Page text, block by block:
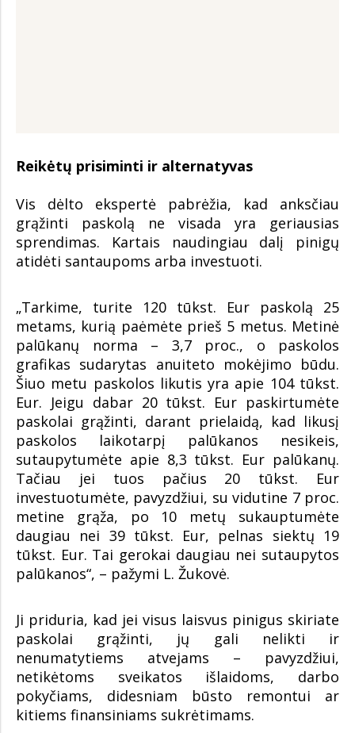
Reikėtų prisiminti ir alternatyvas
Vis dėlto ekspertė pabrėžia, kad anksčiau
grąžinti paskolą ne visada yra geriausias
sprendimas. Kartais naudingiau dalį pinigų
atidėti santaupoms arba investuoti.
„Tarkime, turite 120 tūkst. Eur paskolą 25
metams, kurią paėmėte prieš 5 metus. Metinė
palūkanų norma – 3,7 proc., o paskolos
grafikas sudarytas anuiteto mokėjimo būdu.
Šiuo metu paskolos likutis yra apie 104 tūkst.
Eur. Jeigu dabar 20 tūkst. Eur paskirtumėte
paskolai grąžinti, darant prielaidą, kad likusį
paskolos laikotarpį palūkanos nesikeis,
sutaupytumėte apie 8,3 tūkst. Eur palūkanų.
Tačiau jei tuos pačius 20 tūkst. Eur
investuotumėte, pavyzdžiui, su vidutine 7 proc.
metine grąža, po 10 metų sukauptumėte
daugiau nei 39 tūkst. Eur, pelnas siektų 19
tūkst. Eur. Tai gerokai daugiau nei sutaupytos
palūkanos“, – pažymi L. Žukovė.
Ji priduria, kad jei visus laisvus pinigus skiriate
paskolai grąžinti, jų gali nelikti ir
nenumatytiems atvejams – pavyzdžiui,
netikėtoms sveikatos išlaidoms, darbo
pokyčiams, didesniam būsto remontui ar
kitiems finansiniams sukrėtimams.